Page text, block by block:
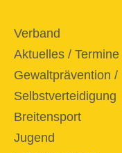
Verband
Aktuelles / Termine
Gewaltprävention /
Selbstverteidigung
Breitensport
Jugend